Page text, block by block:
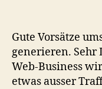
Gute Vorsätze
generieren. Sehr
Web-Business
etwas ausser